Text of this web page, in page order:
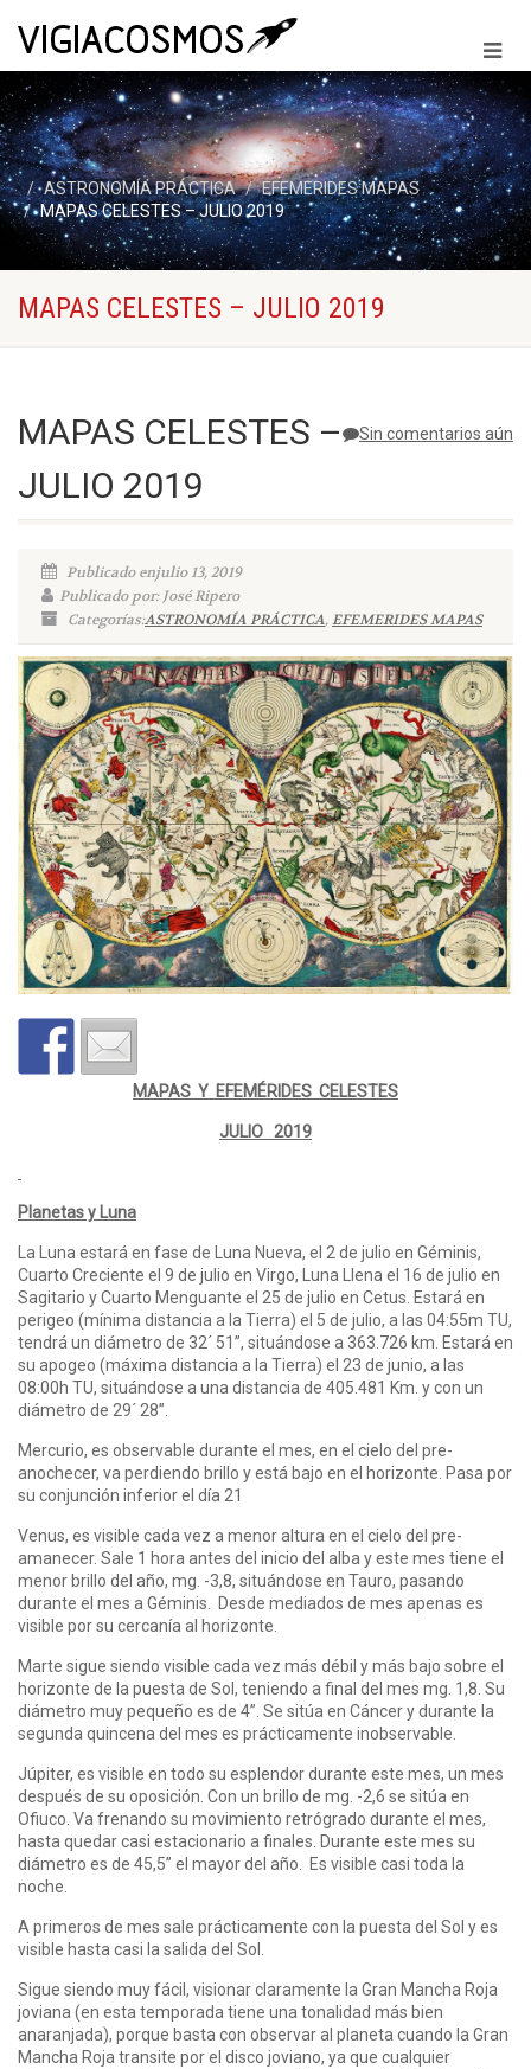
ASTRONOMÍA PRÁCTICA
EFEMERIDES MAPAS
MAPAS CELESTES – JULIO 2019
MAPAS CELESTES – JULIO 2019
Sin comentarios aún
MAPAS CELESTES –
JULIO 2019
Publicado enjulio 13, 2019
Publicado por: José Ripero
Categorías:ASTRONOMÍA PRÁCTICA,EFEMERIDES MAPAS
MAPAS Y EFEMÉRIDES CELESTES
JULIO 2019
Planetas y Luna
La Luna estará en fase de Luna Nueva, el 2 de julio en Géminis,
Cuarto Creciente el 9 de julio en Virgo, Luna Llena el 16 de julio en
Sagitario y Cuarto Menguante el 25 de julio en Cetus. Estará en
perigeo (mínima distancia a la Tierra) el 5 de julio, a las 04:55m TU,
tendrá un diámetro de 32´ 51”, situándose a 363.726 km. Estará en
su apogeo (máxima distancia a la Tierra) el 23 de junio, a las
08:00h TU, situándose a una distancia de 405.481 Km. y con un
diámetro de 29´ 28”.
Mercurio, es observable durante el mes, en el cielo del pre-
anochecer, va perdiendo brillo y está bajo en el horizonte. Pasa por
su conjunción inferior el día 21
Venus, es visible cada vez a menor altura en el cielo del pre-
amanecer. Sale 1 hora antes del inicio del alba y este mes tiene el
menor brillo del año, mg. -3,8, situándose en Tauro, pasando
durante el mes a Géminis. Desde mediados de mes apenas es
visible por su cercanía al horizonte.
Marte sigue siendo visible cada vez más débil y más bajo sobre el
horizonte de la puesta de Sol, teniendo a final del mes mg. 1,8. Su
diámetro muy pequeño es de 4”. Se sitúa en Cáncer y durante la
segunda quincena del mes es prácticamente inobservable.
Júpiter, es visible en todo su esplendor durante este mes, un mes
después de su oposición. Con un brillo de mg. -2,6 se sitúa en
Ofiuco. Va frenando su movimiento retrógrado durante el mes,
hasta quedar casi estacionario a finales. Durante este mes su
diámetro es de 45,5” el mayor del año. Es visible casi toda la
noche.
A primeros de mes sale prácticamente con la puesta del Sol y es
visible hasta casi la salida del Sol.
Sigue siendo muy fácil, visionar claramente la Gran Mancha Roja
joviana (en esta temporada tiene una tonalidad más bien
anaranjada), porque basta con observar al planeta cuando la Gran
Mancha Roja transite por el disco joviano, ya que cualquier